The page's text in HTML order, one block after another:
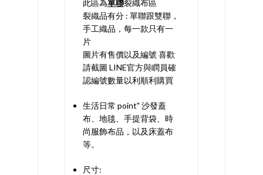
此區為單聯裂織布區
裂織品有分 : 單聯跟雙聯，
手工織品，每一款只有一
片
圖片有售價以及編號 喜歡
請截圖 LINE官方與瞤員確
認編號數量以利順利購買
生活日常 point" 沙發蓋
布、地毯、手提背袋、時
尚服飾布品，以及床蓋布
等。
尺寸: